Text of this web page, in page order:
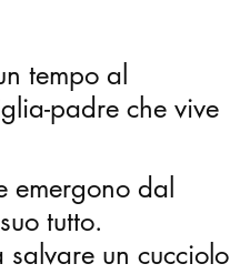
tempo al
padre che vive
emergono dal
tutto.
un cucciolo